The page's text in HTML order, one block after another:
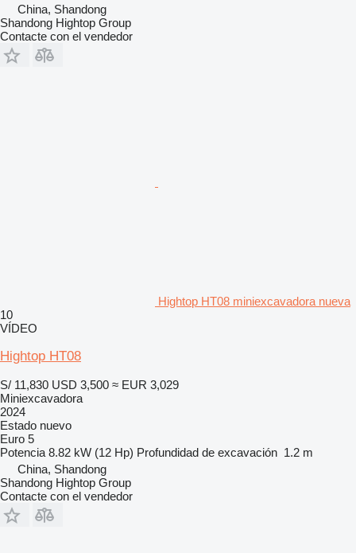
China, Shandong
Shandong Hightop Group
Contacte con el vendedor
Hightop HT08 miniexcavadora nueva
10
VÍDEO
Hightop HT08
S/ 11,830 USD 3,500 ≈ EUR 3,029
Miniexcavadora
2024
Estado nuevo
Euro 5
Potencia 8.82 kW (12 Hp) Profundidad de excavación 1.2 m
China, Shandong
Shandong Hightop Group
Contacte con el vendedor